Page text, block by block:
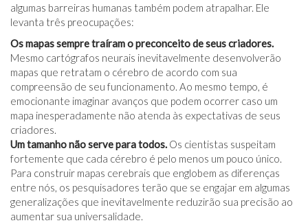
algumas barreiras humanas também podem atrapalhar. Ele
levanta três preocupações:
Os mapas sempre traíram o preconceito de seus criadores.
Mesmo cartógrafos neurais inevitavelmente desenvolverão
mapas que retratam o cérebro de acordo com sua
compreensão de seu funcionamento. Ao mesmo tempo, é
emocionante imaginar avanços que podem ocorrer caso um
mapa inesperadamente não atenda às expectativas de seus
criadores.
Um tamanho não serve para todos. Os cientistas suspeitam
fortemente que cada cérebro é pelo menos um pouco único.
Para construir mapas cerebrais que englobem as diferenças
entre nós, os pesquisadores terão que se engajar em algumas
generalizações que inevitavelmente reduzirão sua precisão ao
aumentar sua universalidade.